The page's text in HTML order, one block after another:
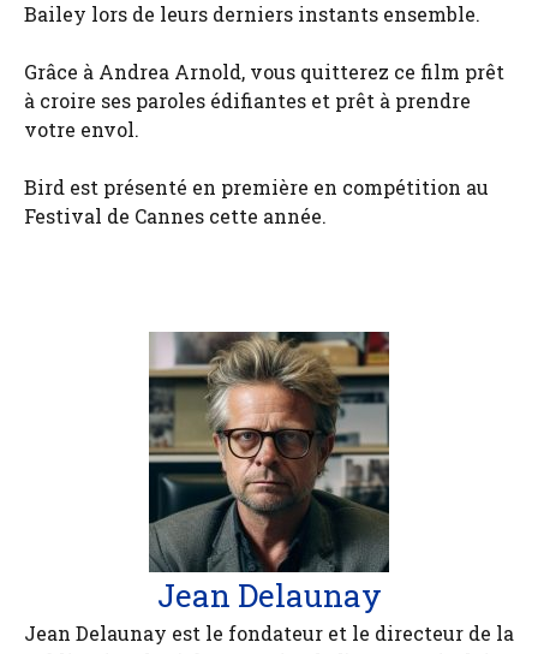
Bailey lors de leurs derniers instants ensemble.
Grâce à Andrea Arnold, vous quitterez ce film prêt
à croire ses paroles édifiantes et prêt à prendre
votre envol.
Bird est présenté en première en compétition au
Festival de Cannes cette année.
Jean Delaunay
Jean Delaunay est le fondateur et le directeur de la